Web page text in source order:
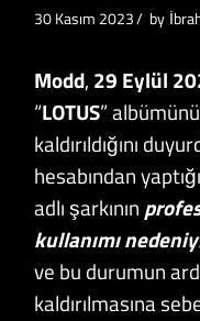
30 Kasım 2023 by
Modd, 29 Eylül
“LOTUS”
kaldırıldığını
hesabından
adlı şarkının
kullanımı
ve bu durumun
kaldırılmasına